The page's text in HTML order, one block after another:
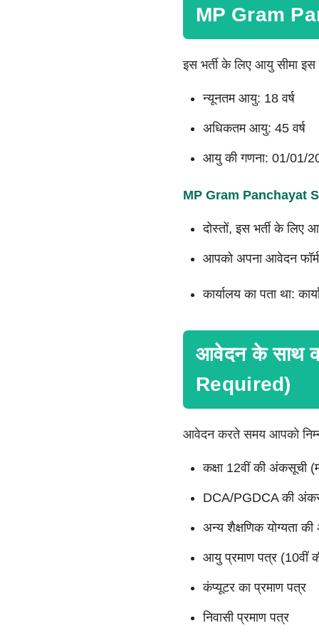
MP Gram
इस भर्ती के लिए आयु सीमा इस
न्यूनतम आयु: 18 वर्ष
अधिकतम आयु: 45 वर्ष
आयु की गणना: 01/01/
MP Gram Panchayat
दोस्तों, इस भर्ती के
आपको अपना आवेदन
कार्यालय का पता था:
आवेदन के साथ
Required)
आवेदन करते समय आपको
कक्षा 12वीं की अंकसूची
DCA/PGDCA की
अन्य शैक्षणिक योग्यता
आयु प्रमाण पत्र (10वीं
कंप्यूटर का प्रमाण पत्र
निवासी प्रमाण पत्र